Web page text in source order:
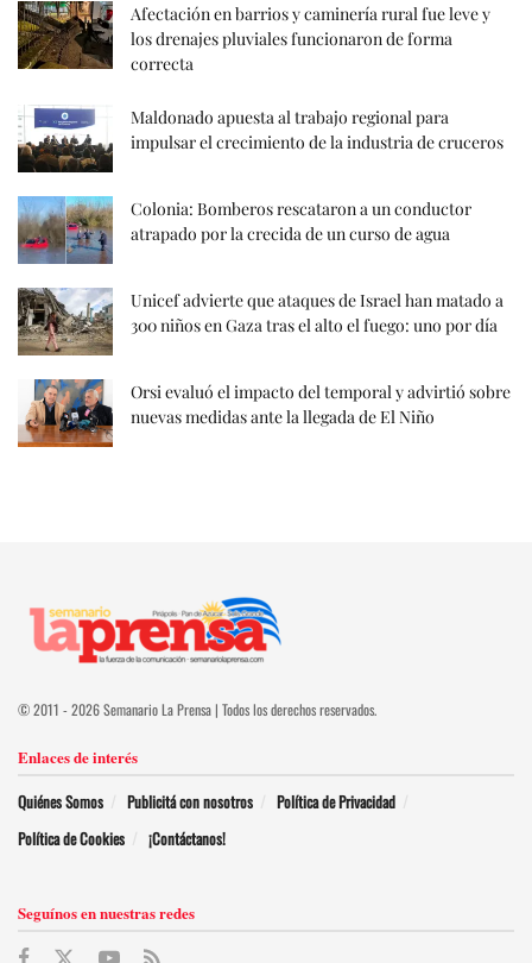
Afectación en barrios y caminería rural fue leve y
los drenajes pluviales funcionaron de forma
correcta
Maldonado apuesta al trabajo regional para
impulsar el crecimiento de la industria de cruceros
Colonia: Bomberos rescataron a un conductor
atrapado por la crecida de un curso de agua
Unicef advierte que ataques de Israel han matado a
300 niños en Gaza tras el alto el fuego: uno por día
Orsi evaluó el impacto del temporal y advirtió sobre
nuevas medidas ante la llegada de El Niño
© 2011 - 2026 Semanario La Prensa | Todos los derechos reservados.
Enlaces de interés
Quiénes Somos Publicitá con nosotros
Política de Privacidad
Política de Cookies
¡Contáctanos!
Seguínos en nuestras redes